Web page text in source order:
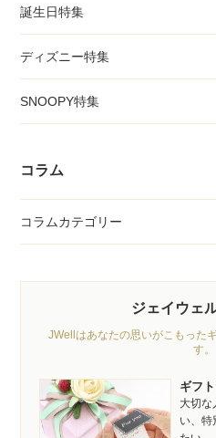
誕生日特集
ディズニー特集
SNOOPY特集
コラム
コラムカテゴリー
ジェイウェ
JWellはあなたの思いがこもった
す。
ギフ
大切な
い、特